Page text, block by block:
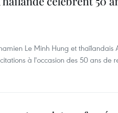
Le Minh Hung et
à l'occasion des 50 ans de